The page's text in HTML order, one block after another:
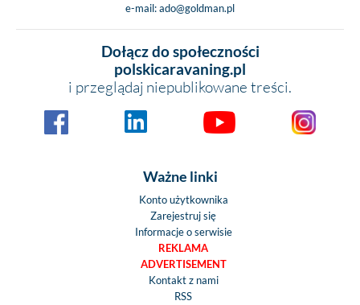
e-mail:ado@goldman.pl
Dołącz do społeczności
polskicaravaning.pl
i przeglądaj niepublikowane treści.
Ważne linki
Konto użytkownika
Zarejestruj się
Informacje o serwisie
REKLAMA
ADVERTISEMENT
Kontakt z nami
RSS